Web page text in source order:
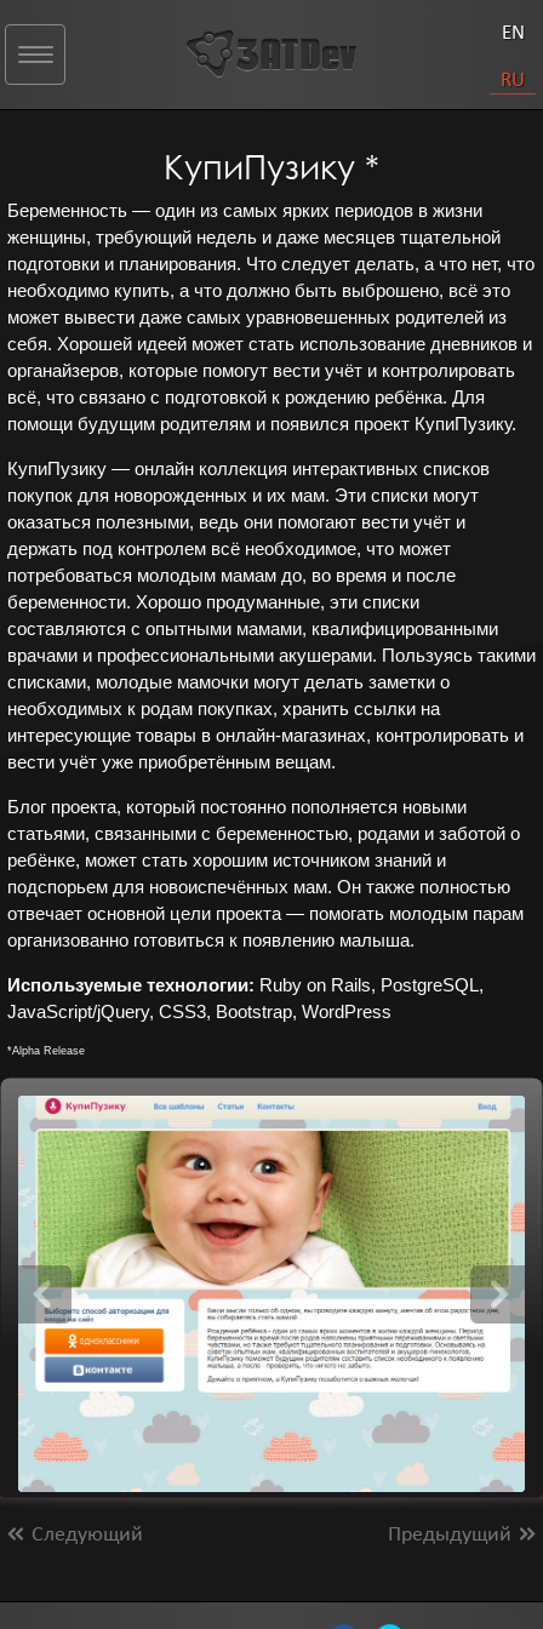
EN
RU
Toggle
navigation
КупиПузику *
Беременность — один из самых ярких периодов в жизни
женщины, требующий недель и даже месяцев тщательной
подготовки и планирования. Что следует делать, а что нет, что
необходимо купить, а что должно быть выброшено, всё это
может вывести даже самых уравновешенных родителей из
себя. Хорошей идеей может стать использование дневников и
органайзеров, которые помогут вести учёт и контролировать
всё, что связано с подготовкой к рождению ребёнка. Для
помощи будущим родителям и появился проект КупиПузику.
КупиПузику — онлайн коллекция интерактивных списков
покупок для новорожденных и их мам. Эти списки могут
оказаться полезными, ведь они помогают вести учёт и
держать под контролем всё необходимое, что может
потребоваться молодым мамам до, во время и после
беременности. Хорошо продуманные, эти списки
составляются с опытными мамами, квалифицированными
врачами и профессиональными акушерами. Пользуясь такими
списками, молодые мамочки могут делать заметки о
необходимых к родам покупках, хранить ссылки на
интересующие товары в онлайн-магазинах, контролировать и
вести учёт уже приобретённым вещам.
Блог проекта, который постоянно пополняется новыми
статьями, связанными с беременностью, родами и заботой о
ребёнке, может стать хорошим источником знаний и
подспорьем для новоиспечённых мам. Он также полностью
отвечает основной цели проекта — помогать молодым парам
организованно готовиться к появлению малыша.
Используемые технологии: Ruby on Rails, PostgreSQL,
JavaScript/jQuery, CSS3, Bootstrap, WordPress
*Alpha Release
Следующий Предыдущий